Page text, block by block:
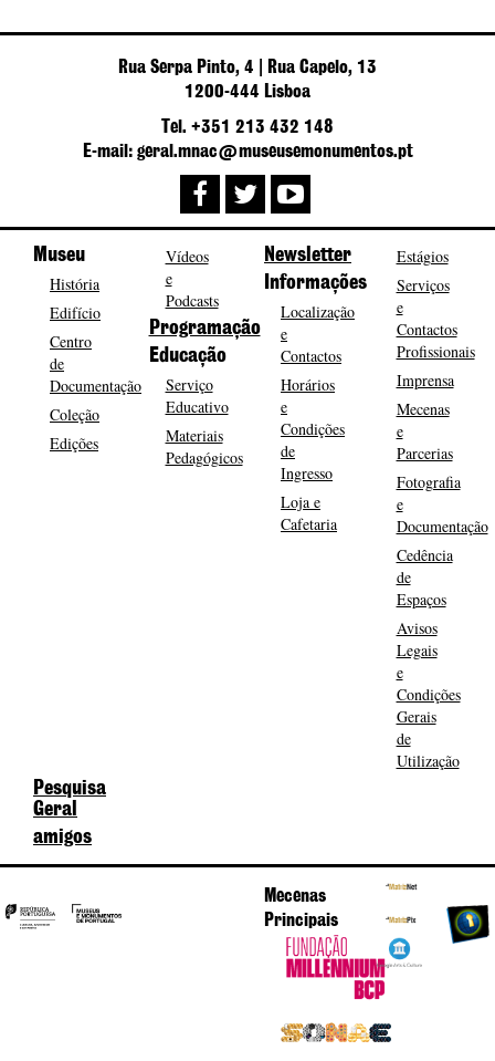
Rua Serpa Pinto, 4 | Rua Capelo, 13
1200-444 Lisboa
Tel. +351 213 432 148
E-mail: geral.mnac@museusemonumentos.pt
Museu
História
Edifício
Centro
de
Documentação
Coleção
Edições
Vídeos
e
Podcasts
Programação
Educação
Serviço
Educativo
Materiais
Pedagógicos
Newsletter
Informações
Localização
e
Contactos
Horários
e
Condições
de
Ingresso
Loja e
Cafetaria
Estágios
Serviços
e
Contactos
Profissionais
Imprensa
Mecenas
e
Parcerias
Fotografia
e
Documentação
Cedência
de
Espaços
Avisos
Legais
e
Condições
Gerais
de
Utilização
Pesquisa
Geral
amigos
Mecenas
Principais